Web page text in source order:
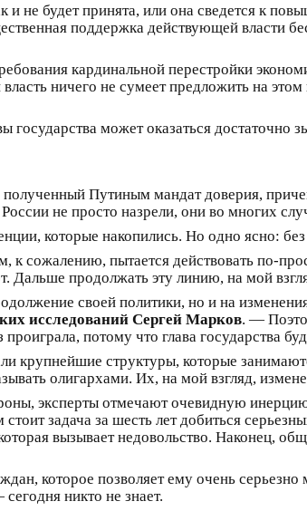
не будет принята, или она сведется к
поддержка действующей власти
кардинальной перестройки
ничего не сумеет предложить на
государства может оказаться достаточно
полученный Путиным мандат доверия,
не просто назрели, они во многих
которые накопились. Но одно ясно:
сожалению, пытается действовать по-
продолжать эту линию, на мой
своей политики, но и на
исследований Сергей Марков. —
потому что глава государства
крупнейшие структуры, которые
олигархами. Их, на мой взгляд,
эксперты отмечают очевидную
задача за шесть лет добиться
вызывает недовольство. Наконец,
которое позволяет ему очень
никто не знает.